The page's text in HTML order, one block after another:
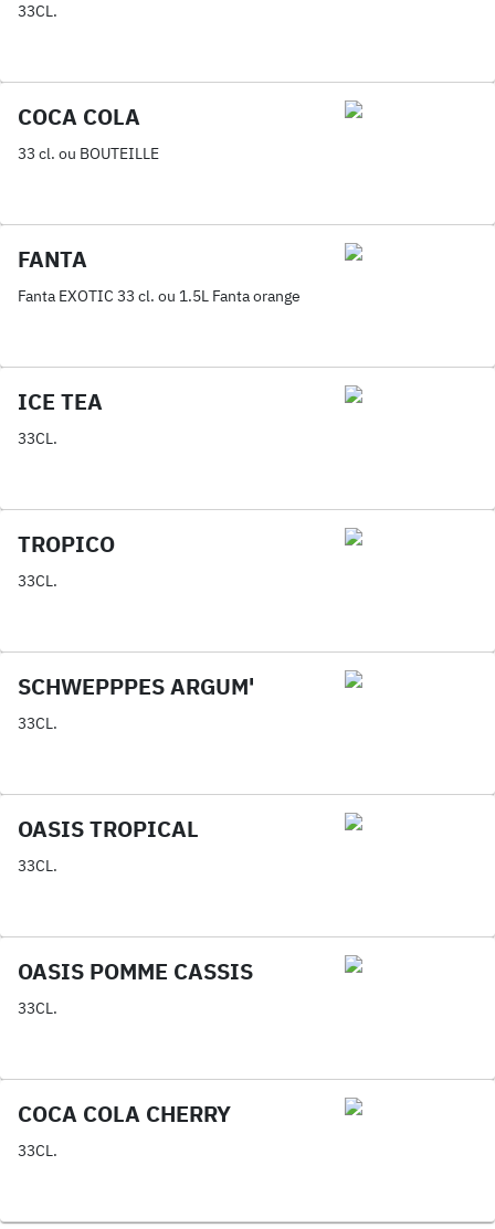
33CL.
COCA COLA
33 cl. ou BOUTEILLE
FANTA
Fanta EXOTIC 33 cl. ou 1.5L Fanta orange
ICE TEA
33CL.
TROPICO
33CL.
SCHWEPPPES ARGUM'
33CL.
OASIS TROPICAL
33CL.
OASIS POMME CASSIS
33CL.
COCA COLA CHERRY
33CL.